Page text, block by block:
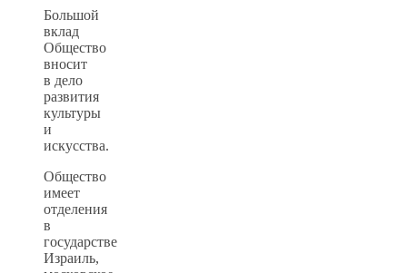
Большой
вклад
Общество
вносит
в дело
развития
культуры
и
искусства.
Общество
имеет
отделения
в
государстве
Израиль,